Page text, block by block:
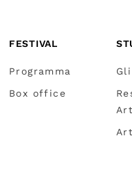
FESTIVAL
Programma
Box office